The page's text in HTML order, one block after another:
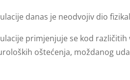
danas je neodvojiv dio
primjenjuje se kod
oštećenja, moždanog